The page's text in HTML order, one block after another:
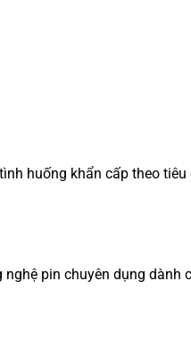
huống khẩn cấp theo
pin chuyên dụng dành